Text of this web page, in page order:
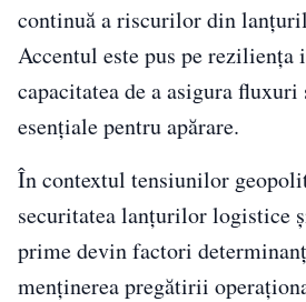
continuă a riscurilor din
Accentul este pus pe reziliența
capacitatea de a asigura fluxuri
esențiale pentru apărare.
În contextul tensiunilor
securitatea lanțurilor logistice
prime devin factori
menținerea pregătirii